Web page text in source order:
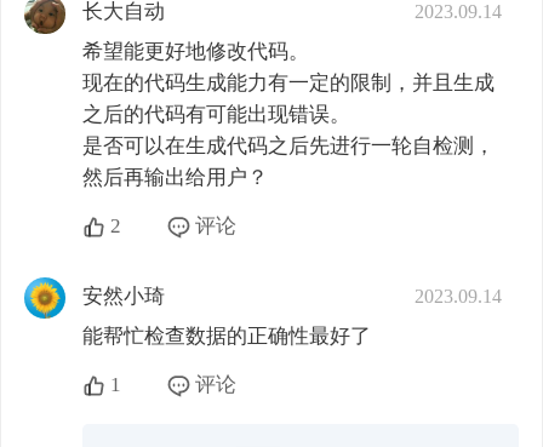
长大自动 2023.09.14
希望能更好地修改代码。
现在的代码生成能力有一定的限制，并且生成
之后的代码有可能出现错误。
是否可以在生成代码之后先进行一轮自检测，
然后再输出给用户？
2 评论
安然小琦 2023.09.14
能帮忙检查数据的正确性最好了
1 评论